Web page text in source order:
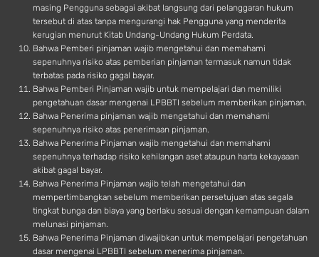
masing Pengguna sebagai akibat langsung dari pelanggaran hukum
tersebut di atas tanpa mengurangi hak Pengguna yang menderita
kerugian menurut Kitab Undang-Undang Hukum Perdata.
Bahwa Pemberi pinjaman wajib mengetahui dan memahami
sepenuhnya risiko atas pemberian pinjaman termasuk namun tidak
terbatas pada risiko gagal bayar.
Bahwa Pemberi Pinjaman wajib untuk mempelajari dan memiliki
pengetahuan dasar mengenai LPBBTI sebelum memberikan pinjaman.
Bahwa Penerima pinjaman wajib mengetahui dan memahami
sepenuhnya risiko atas penerimaan pinjaman.
Bahwa Penerima Pinjaman wajib mengetahui dan memahami
sepenuhnya terhadap risiko kehilangan aset ataupun harta kekayaaan
akibat gagal bayar.
Bahwa Penerima Pinjaman wajib telah mengetahui dan
mempertimbangkan sebelum memberikan persetujuan atas segala
tingkat bunga dan biaya yang berlaku sesuai dengan kemampuan dalam
melunasi pinjaman.
Bahwa Penerima Pinjaman diwajibkan untuk mempelajari pengetahuan
dasar mengenai LPBBTI sebelum menerima pinjaman.